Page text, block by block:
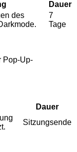
Dauer
des
7
Tage
Pop-Up-
Dauer
Sitzungsende